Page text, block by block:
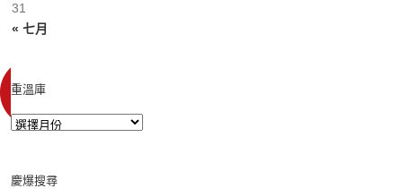
« 七月
31
重溫庫
慶爆搜尋